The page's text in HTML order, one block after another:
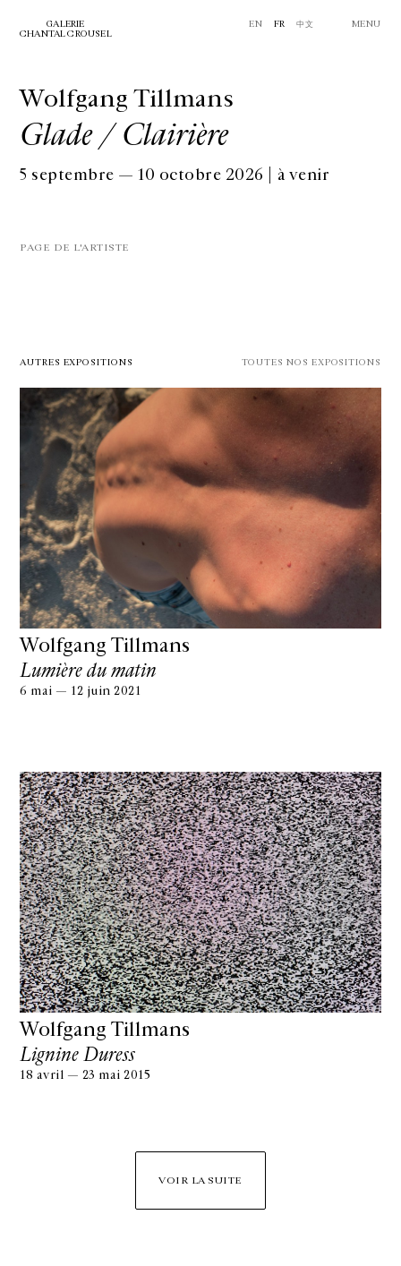
GALERIE
CHANTAL CROUSEL
EN FR 中文 MENU
Wolfgang Tillmans
Glade / Clairière
5 septembre — 10 octobre 2026 | à venir
PAGE DE L'ARTISTE
AUTRES EXPOSITIONS TOUTES NOS EXPOSITIONS
Wolfgang Tillmans
Lumière du matin
6 mai — 12 juin 2021
Wolfgang Tillmans
Lignine Duress
18 avril — 23 mai 2015
VOIR LA SUITE